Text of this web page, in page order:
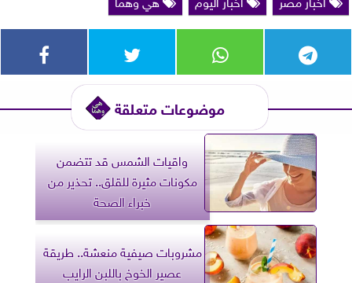
موضوعات متعلقة
واقيات الشمس قد تتضمن
مكونات مثيرة للقلق.. تحذير من
خبراء الصحة
مشروبات صيفية منعشة.. طريقة
عصير الخوخ باللبن الرايب